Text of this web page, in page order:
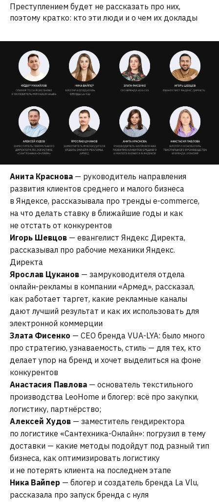
Преступлением будет не рассказать про них,
поэтому кратко: кто эти люди и о чем их доклады
Анита Краснова — руководитель направления
развития клиентов среднего и малого бизнеса
в Яндексе, рассказывала про тренды e-commerce,
на что делать ставку в ближайшие годы и как
не отстать от конкурентов
Игорь Шевцов — евангелист Яндекс Директа,
рассказывал про рабочие механики Яндекс.
Директа
Ярослав Цуканов — замруководителя отдела
онлайн-рекламы в компании «Армед», рассказал,
как работает таргет, какие рекламные каналы
дают лучший результат и как их использовать для
электронной коммерции
Злата Фисенко — CEO бренда VUA-LYA: было много
про стратегию, узнаваемость, стиль — для тех, кто
делает упор на бренд и хочет выделиться на фоне
конкурентов
Анастасия Павлова — основатель текстильного
производства LeoHome и блогер: всё про закупки,
логистику, партнёрство;
Алексей Худов — заместитель гендиректора
по логистике «Сантехника-Онлайн»: погрузил в тему
доставки — какие методы подойдут под разный тип
бизнеса, как оптимизировать логистику
и не потерять клиента на последнем этапе
Ника Вайпер — блогер и создатель бренда La Vlu,
рассказала про запуск бренда с нуля
+7
МЫ НЕ ПРОСИМ КЛИЕНТОВ ЗАПОЛНЯТЬ
БРИФ ИЛИ ТРАТИТЬ МНОГО ВРЕМЕНИ
НА ПРОЕКТ. ЭТО НАША РАБОТА
ПЕРВЫЙ ШАГ — БЕСПЛАТНАЯ
КОНСУЛЬТАЦИЯ
ФЁДОР МИХАЙЛОВ